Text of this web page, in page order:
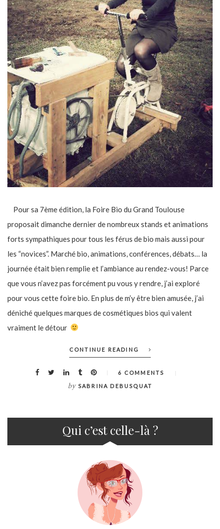
Pour sa 7ème édition, la Foire Bio du Grand Toulouse
proposait dimanche dernier de nombreux stands et animations
forts sympathiques pour tous les férus de bio mais aussi pour
les “novices”. Marché bio, animations, conférences, débats… la
journée était bien remplie et l’ambiance au rendez-vous! Parce
que vous n’avez pas forcément pu vous y rendre, j’ai exploré
pour vous cette foire bio. En plus de m’y être bien amusée, j’ai
déniché quelques marques de cosmétiques bios qui valent
vraiment le détour
CONTINUE READING
6 COMMENTS
by SABRINA DEBUSQUAT
Qui c’est celle-là ?